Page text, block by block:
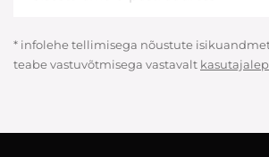
* infolehe tellimisega nõustute
teabe vastuvõtmisega vastavalt